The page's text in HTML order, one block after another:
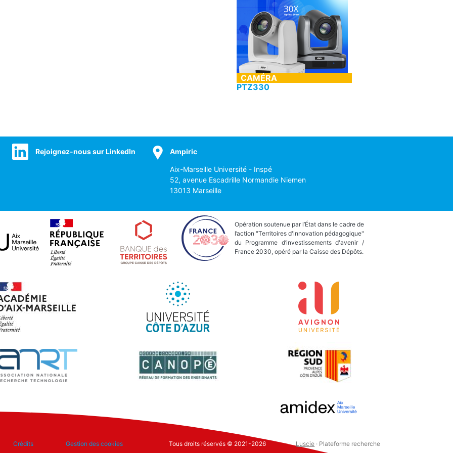
CAMÉRA
PTZ330
Rejoignez-nous sur LinkedIn Ampiric
Aix-Marseille Université - Inspé
52, avenue Escadrille Normandie Niemen
13013 Marseille
Opération soutenue par l’État dans le cadre de
l’action "Territoires d'innovation pédagogique"
du Programme d’investissements d'avenir /
France 2030, opéré par la Caisse des Dépôts.
Crédits Gestion des cookies Tous droits réservés © 2021-2026 Luscie · Plateforme recherche